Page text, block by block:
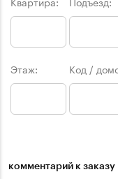
Этаж: Код /
комментарий к заказу